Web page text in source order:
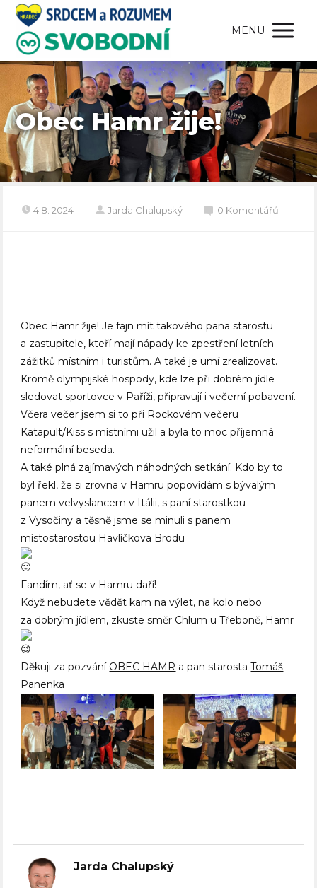
MENU
Obec Hamr žije!
4.8. 2024 Jarda Chalupský 0 Komentářů
Obec Hamr žije! Je fajn mít takového pana starostu
a zastupitele, kteří mají nápady ke zpestření letních
zážitků místním i turistům. A také je umí zrealizovat.
Kromě olympijské hospody, kde lze při dobrém jídle
sledovat sportovce v Paříži, připravují i večerní pobavení.
Včera večer jsem si to při Rockovém večeru
Katapult/Kiss s místními užil a byla to moc příjemná
neformální beseda.
A také plná zajímavých náhodných setkání. Kdo by to
byl řekl, že si zrovna v Hamru popovídám s bývalým
panem velvyslancem v Itálii, s paní starostkou
z Vysočiny a těsně jsme se minuli s panem
místostarostou Havlíčkova Brodu
Fandím, ať se v Hamru daří!
Když nebudete vědět kam na výlet, na kolo nebo
za dobrým jídlem, zkuste směr Chlum u Třeboně, Hamr
Děkuji za pozvání OBEC HAMR a pan starostaTomáš
Panenka
Jarda Chalupský